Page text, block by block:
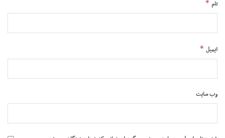
نام *
ایمیل *
وب‌ سایت